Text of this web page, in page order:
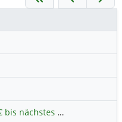
Bitcoin wird noch 200.000€ bis nächstes Jahr